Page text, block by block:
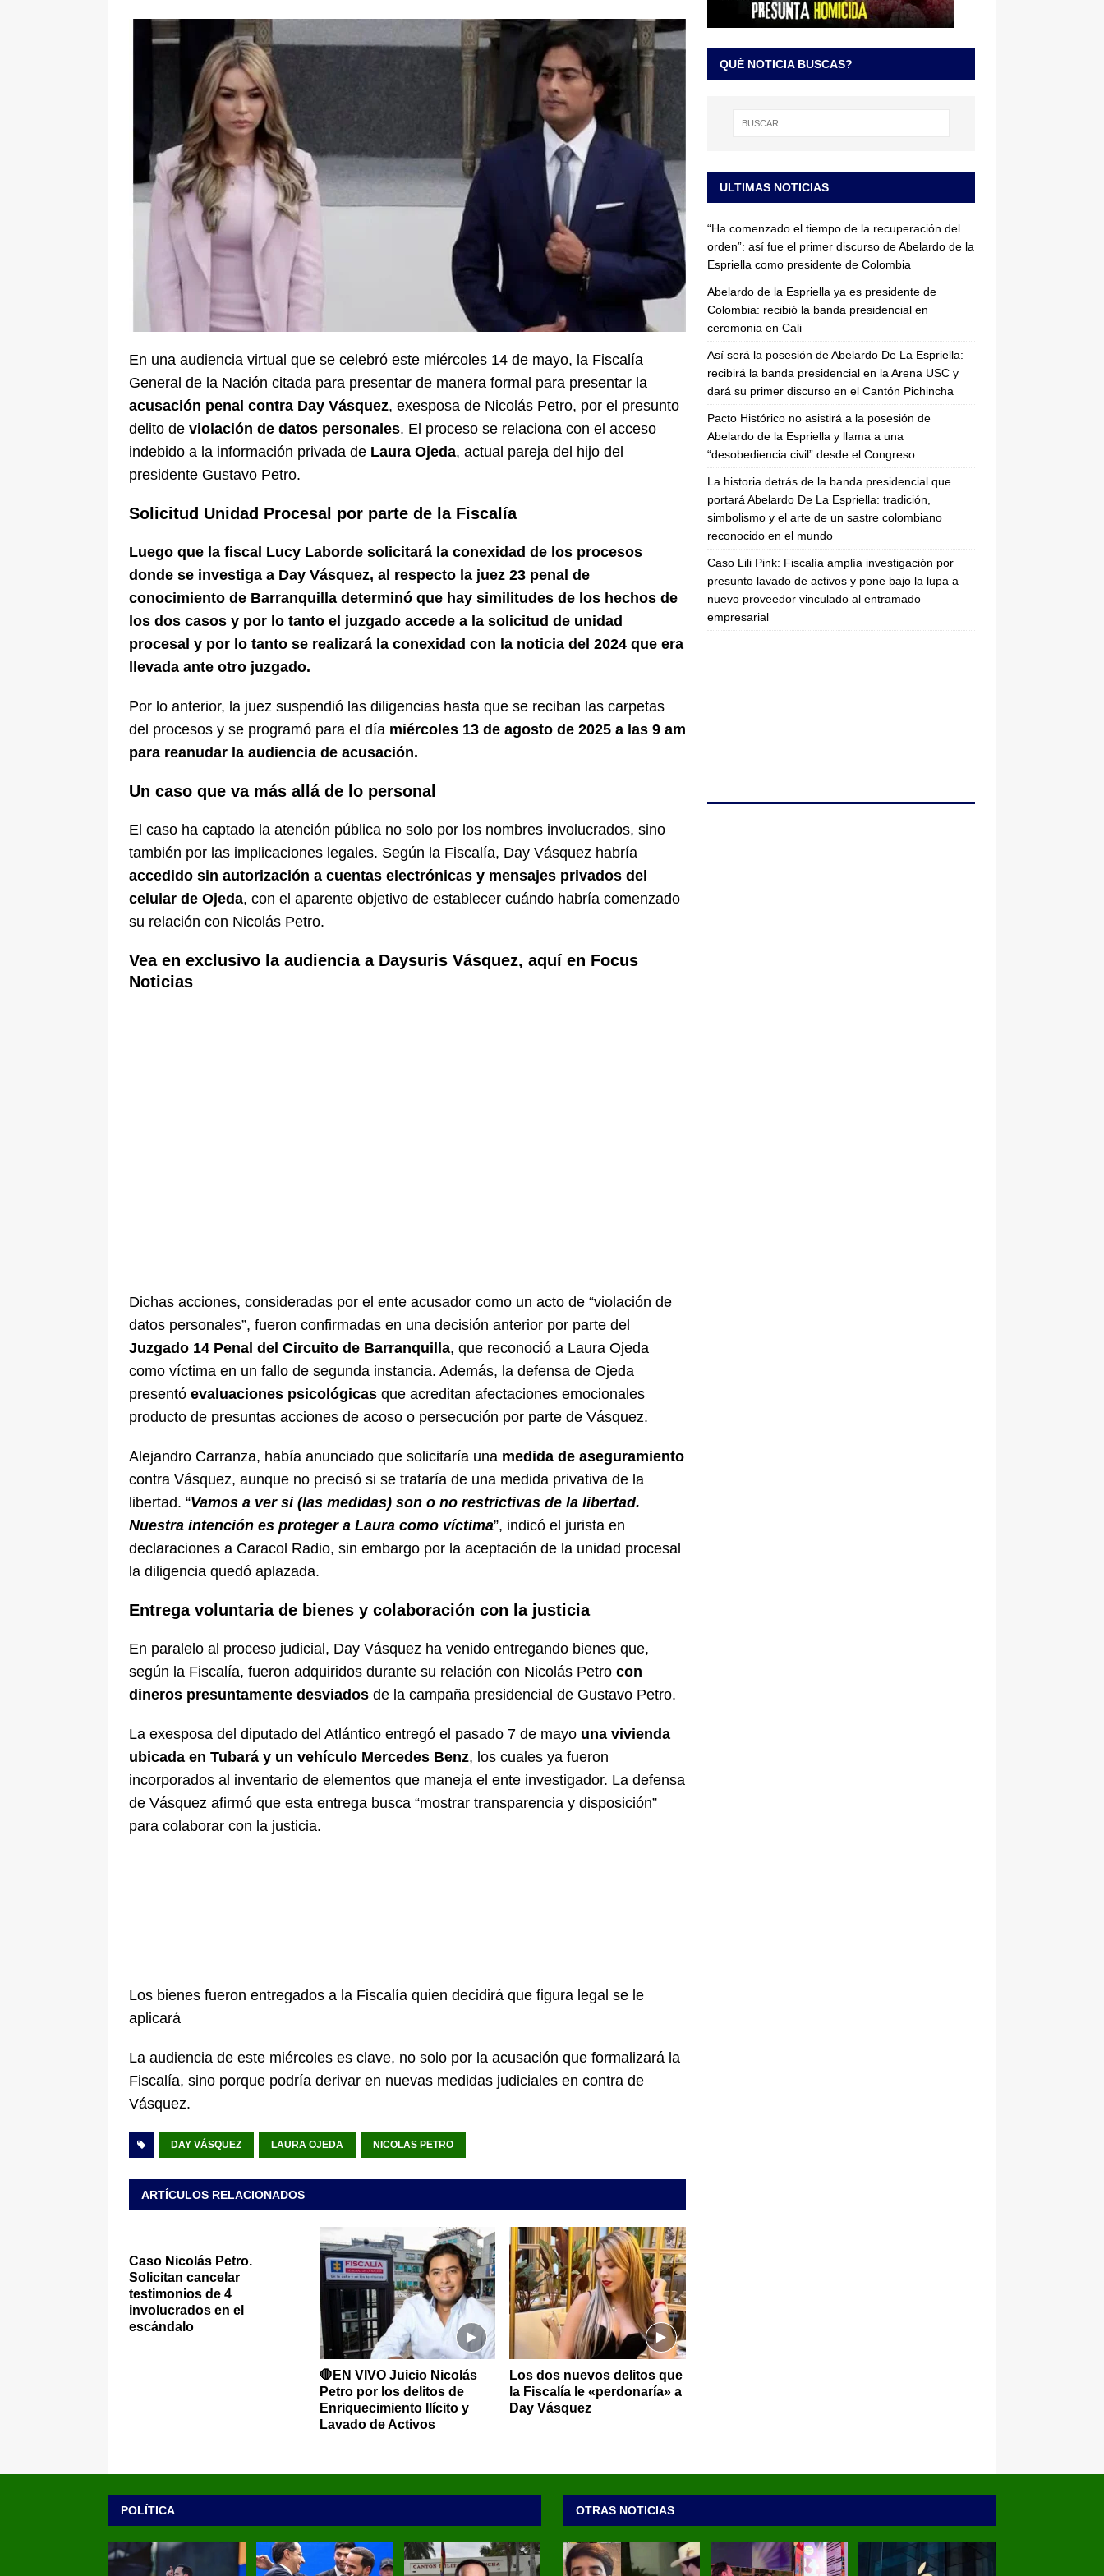
Espriella: tradición, simbolismo y el arte de un sastre colombiano reconocido en el mundo LO
ÚLTIMO
En una audiencia virtual que se celebró este miércoles 14 de mayo, la Fiscalía
General de la Nación citada para presentar de manera formal para presentar la
acusación penal contra Day Vásquez, exesposa de Nicolás Petro, por el presunto
delito de violación de datos personales. El proceso se relaciona con el acceso
indebido a la información privada de Laura Ojeda, actual pareja del hijo del
presidente Gustavo Petro.
Solicitud Unidad Procesal por parte de la Fiscalía
Luego que la fiscal Lucy Laborde solicitará la conexidad de los procesos
donde se investiga a Day Vásquez, al respecto la juez 23 penal de
conocimiento de Barranquilla determinó que hay similitudes de los hechos de
los dos casos y por lo tanto el juzgado accede a la solicitud de unidad
procesal y por lo tanto se realizará la conexidad con la noticia del 2024 que era
llevada ante otro juzgado.
Por lo anterior, la juez suspendió las diligencias hasta que se reciban las carpetas
del procesos y se programó para el día miércoles 13 de agosto de 2025 a las 9 am
para reanudar la audiencia de acusación.
Un caso que va más allá de lo personal
El caso ha captado la atención pública no solo por los nombres involucrados, sino
también por las implicaciones legales. Según la Fiscalía, Day Vásquez habría
accedido sin autorización a cuentas electrónicas y mensajes privados del
celular de Ojeda, con el aparente objetivo de establecer cuándo habría comenzado
su relación con Nicolás Petro.
Vea en exclusivo la audiencia a Daysuris Vásquez, aquí en Focus
Noticias
Dichas acciones, consideradas por el ente acusador como un acto de “violación de
datos personales”, fueron confirmadas en una decisión anterior por parte del
Juzgado 14 Penal del Circuito de Barranquilla, que reconoció a Laura Ojeda
como víctima en un fallo de segunda instancia. Además, la defensa de Ojeda
presentó evaluaciones psicológicas que acreditan afectaciones emocionales
producto de presuntas acciones de acoso o persecución por parte de Vásquez.
Alejandro Carranza, había anunciado que solicitaría una medida de aseguramiento
contra Vásquez, aunque no precisó si se trataría de una medida privativa de la
libertad. “Vamos a ver si (las medidas) son o no restrictivas de la libertad.
Nuestra intención es proteger a Laura como víctima”, indicó el jurista en
declaraciones a Caracol Radio, sin embargo por la aceptación de la unidad procesal
la diligencia quedó aplazada.
Entrega voluntaria de bienes y colaboración con la justicia
En paralelo al proceso judicial, Day Vásquez ha venido entregando bienes que,
según la Fiscalía, fueron adquiridos durante su relación con Nicolás Petro con
dineros presuntamente desviados de la campaña presidencial de Gustavo Petro.
La exesposa del diputado del Atlántico entregó el pasado 7 de mayo una vivienda
ubicada en Tubará y un vehículo Mercedes Benz, los cuales ya fueron
incorporados al inventario de elementos que maneja el ente investigador. La defensa
de Vásquez afirmó que esta entrega busca “mostrar transparencia y disposición”
para colaborar con la justicia.
Los bienes fueron entregados a la Fiscalía quien decidirá que figura legal se le
aplicará
La audiencia de este miércoles es clave, no solo por la acusación que formalizará la
Fiscalía, sino porque podría derivar en nuevas medidas judiciales en contra de
Vásquez.
DAY VÁSQUEZ LAURA OJEDA NICOLAS PETRO
ARTÍCULOS RELACIONADOS
Caso Nicolás Petro.
Solicitan cancelar
testimonios de 4
involucrados en el
escándalo
🛑EN VIVO Juicio Nicolás
Petro por los delitos de
Enriquecimiento Ilícito y
Lavado de Activos
Los dos nuevos delitos que
la Fiscalía le «perdonaría» a
Day Vásquez
QUÉ NOTICIA BUSCAS?
ULTIMAS NOTICIAS
“Ha comenzado el tiempo de la recuperación del
orden”: así fue el primer discurso de Abelardo de la
Espriella como presidente de Colombia
Abelardo de la Espriella ya es presidente de
Colombia: recibió la banda presidencial en
ceremonia en Cali
Así será la posesión de Abelardo De La Espriella:
recibirá la banda presidencial en la Arena USC y
dará su primer discurso en el Cantón Pichincha
Pacto Histórico no asistirá a la posesión de
Abelardo de la Espriella y llama a una
“desobediencia civil” desde el Congreso
La historia detrás de la banda presidencial que
portará Abelardo De La Espriella: tradición,
simbolismo y el arte de un sastre colombiano
reconocido en el mundo
Caso Lili Pink: Fiscalía amplía investigación por
presunto lavado de activos y pone bajo la lupa a
nuevo proveedor vinculado al entramado
empresarial
POLÍTICA OTRAS NOTICIAS